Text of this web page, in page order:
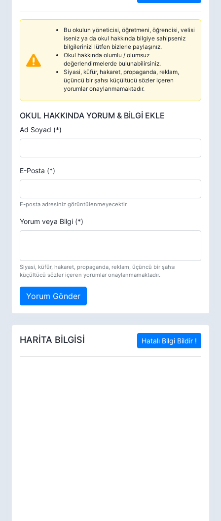
Bu okulun yöneticisi, öğretmeni, öğrencisi, velisi
iseniz ya da okul hakkında bilgiye sahipseniz
bilgilerinizi lütfen bizlerle paylaşınız.
Okul hakkında olumlu / olumsuz
değerlendirmelerde bulunabilirsiniz.
Siyasi, küfür, hakaret, propaganda, reklam,
üçüncü bir şahsı küçültücü sözler içeren
yorumlar onaylanmamaktadır.
OKUL HAKKINDA YORUM & BİLGİ EKLE
Ad Soyad (*)
E-Posta (*)
E-posta adresiniz görüntülenmeyecektir.
Yorum veya Bilgi (*)
Siyasi, küfür, hakaret, propaganda, reklam, üçüncü bir şahsı
küçültücü sözler içeren yorumlar onaylanmamaktadır.
Yorum Gönder
HARİTA BİLGİSİ Hatalı Bilgi Bildir !